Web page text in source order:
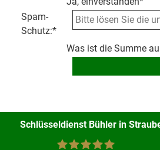
Spam-
Schutz:*
Was ist die Summe
Schlüsseldienst Bühler in